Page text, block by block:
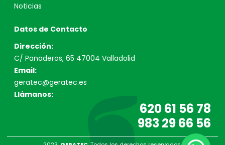
Noticias
Datos de Contacto
Dirección:
C/ Panaderos, 65 47004 Valladolid
Email:
geratec@geratec.es
Llámanos:
620 61 56 78
983 29 66 56